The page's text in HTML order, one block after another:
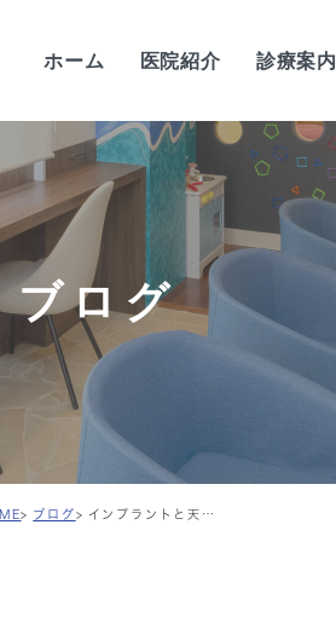
ホーム 医院紹介
当院の特徴
歯科医師紹介
当院の感染予防対策
院内紹介
設備紹介
診療時間・アクセス
求人案内
診療案内
ブログ
ブログ インプラントと天然歯の違い